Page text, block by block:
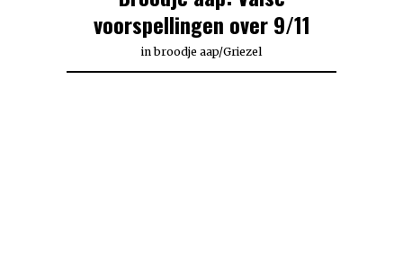
voorspellingen over 9/11
in broodje aap/Griezel